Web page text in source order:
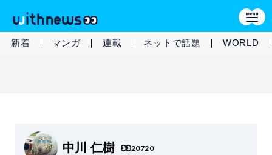
新着 マンガ 連載 ネットで話題 WORLD
中川 仁樹 20720